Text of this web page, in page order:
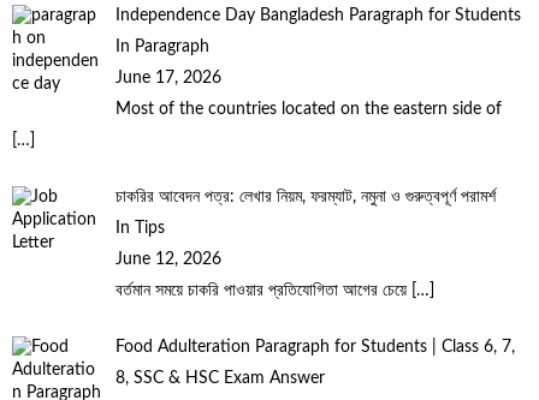
Independence Day Bangladesh Paragraph for Students
In Paragraph
June 17, 2026
Most of the countries located on the eastern side of
[…]
চাকরির আবেদন পত্র: লেখার নিয়ম, ফরম্যাট, নমুনা ও গুরুত্বপূর্ণ পরামর্শ
In Tips
June 12, 2026
বর্তমান সময়ে চাকরি পাওয়ার প্রতিযোগিতা আগের চেয়ে […]
Food Adulteration Paragraph for Students | Class 6, 7,
8, SSC & HSC Exam Answer